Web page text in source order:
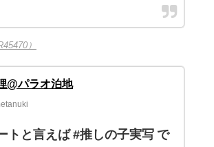
）
@パラオ泊地
トと言えば #推しの子実写 で